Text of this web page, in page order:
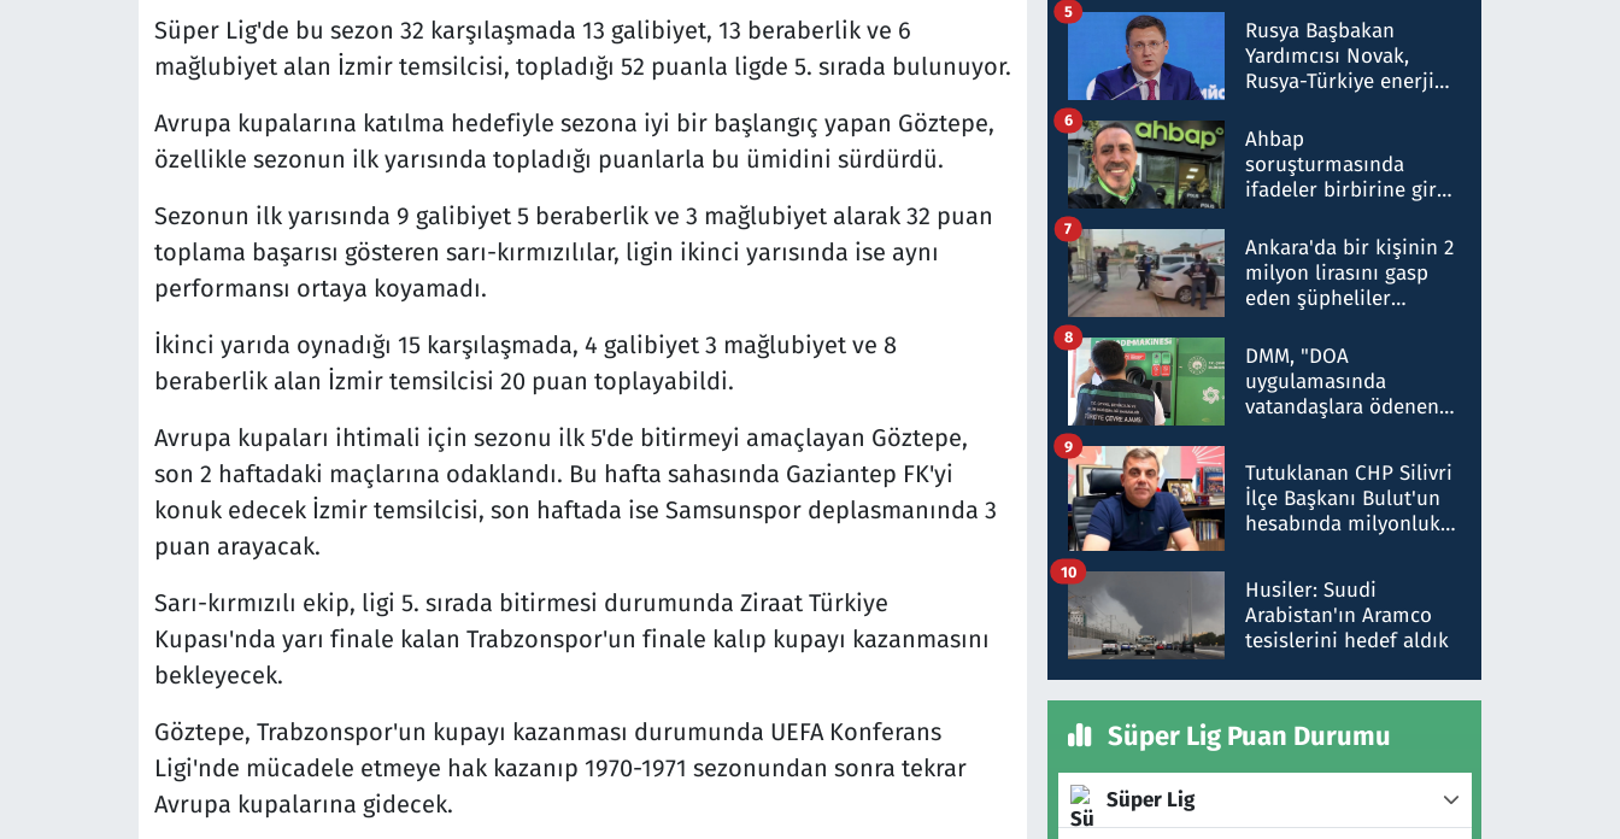
Süper Lig'de bu sezon 32 karşılaşmada 13 galibiyet, 13 beraberlik ve 6
mağlubiyet alan İzmir temsilcisi, topladığı 52 puanla ligde 5. sırada bulunuyor.
Avrupa kupalarına katılma hedefiyle sezona iyi bir başlangıç yapan Göztepe,
özellikle sezonun ilk yarısında topladığı puanlarla bu ümidini sürdürdü.
Sezonun ilk yarısında 9 galibiyet 5 beraberlik ve 3 mağlubiyet alarak 32 puan
toplama başarısı gösteren sarı-kırmızılılar, ligin ikinci yarısında ise aynı
performansı ortaya koyamadı.
İkinci yarıda oynadığı 15 karşılaşmada, 4 galibiyet 3 mağlubiyet ve 8
beraberlik alan İzmir temsilcisi 20 puan toplayabildi.
Avrupa kupaları ihtimali için sezonu ilk 5'de bitirmeyi amaçlayan Göztepe,
son 2 haftadaki maçlarına odaklandı. Bu hafta sahasında Gaziantep FK'yi
konuk edecek İzmir temsilcisi, son haftada ise Samsunspor deplasmanında 3
puan arayacak.
Sarı-kırmızılı ekip, ligi 5. sırada bitirmesi durumunda Ziraat Türkiye
Kupası'nda yarı finale kalan Trabzonspor'un finale kalıp kupayı kazanmasını
bekleyecek.
Göztepe, Trabzonspor'un kupayı kazanması durumunda UEFA Konferans
Ligi'nde mücadele etmeye hak kazanıp 1970-1971 sezonundan sonra tekrar
Avrupa kupalarına gidecek.
Rusya Başbakan
Yardımcısı Novak,
Rusya-Türkiye enerji
nitelikte olduğunu
belirtti
5
Ahbap
soruşturmasında
ifadeler birbirine girdi:
ifadelerinden ortaya
çıkan tablo şok etti
6
Ankara'da bir kişinin 2
milyon lirasını gasp
eden şüpheliler
7
DMM, "DOA
uygulamasında
vatandaşlara ödenen
düşürüldüğü" iddiasını
yalanladı
8
Tutuklanan CHP Silivri
İlçe Başkanı Bulut'un
hesabında milyonluk
talimat verdi, ben
gönderdim
9
Husiler: Suudi
Arabistan'ın Aramco
tesislerini hedef aldık
10
Süper Lig Puan Durumu
Süper Lig